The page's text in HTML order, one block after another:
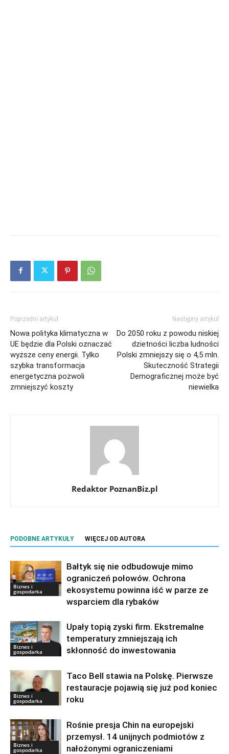
Poprzedni artykuł
Nowa polityka klimatyczna w
UE będzie dla Polski oznaczać
wyższe ceny energii. Tylko
szybka transformacja
energetyczna pozwoli
zmniejszyć koszty
Następny artykuł
Do 2050 roku z powodu niskiej
dzietności liczba ludności
Polski zmniejszy się o 4,5 mln.
Skuteczność Strategii
Demograficznej może być
niewielka
Redaktor PoznanBiz.pl
PODOBNE ARTYKUŁY WIĘCEJ OD AUTORA
Biznes i
gospodarka
Bałtyk się nie odbudowuje mimo
ograniczeń połowów. Ochrona
ekosystemu powinna iść w parze ze
wsparciem dla rybaków
Biznes i
gospodarka
Upały topią zyski firm. Ekstremalne
temperatury zmniejszają ich
skłonność do inwestowania
Biznes i
gospodarka
Taco Bell stawia na Polskę. Pierwsze
restauracje pojawią się już pod koniec
roku
Biznes i
gospodarka
Rośnie presja Chin na europejski
przemysł. 14 unijnych podmiotów z
nałożonymi ograniczeniami